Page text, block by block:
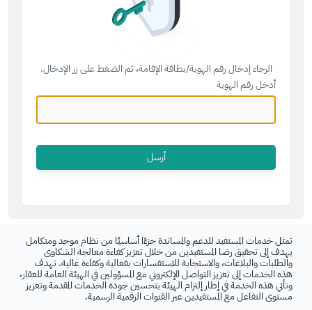
الرجاء إدخال رقم الهوية/بطاقة الإقامة، ثم الضغط على زر الإدخال.
أدخل رقم الهوية
تمثل خدمات المستفيد للدعم والمساندة جزءًا أساسيًا من نظام موحد ومتكامل
يهدف إلى تحقيق رضا المستفيدين من خلال تعزيز كفاءة معالجة الشكاوى
والطلبات والبلاغات، والاستجابة للاستفسارات بفعالية وكفاءة عالية. تهدف
هذه الخدمات إلى تعزيز التواصل الإلكتروني مع المسؤولين في الهيئة العامة للعقار،
وتأتي هذه الخدمة في إطار إلتزام الهيئة بتحسين جودة الخدمات المقدمة وتعزيز
مستوى التفاعل مع المستفيدين عبر القنوات الرقمية الرسمية.